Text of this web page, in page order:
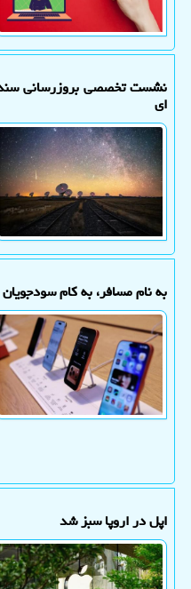
نشست تخصصی بروزرسانی سند
ای
به نام مسافر، به کام سودجویان
اپل در اروپا سبز شد